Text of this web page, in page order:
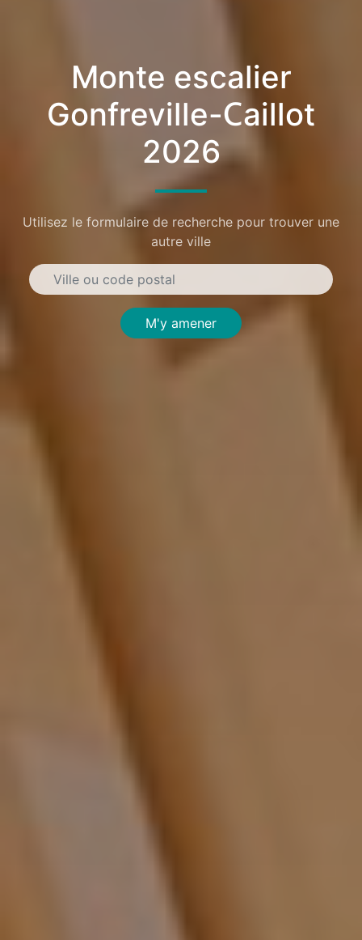
Monte escalier
Gonfreville-Caillot
2026
Utilisez le formulaire de recherche pour trouver une
autre ville
M'y amener